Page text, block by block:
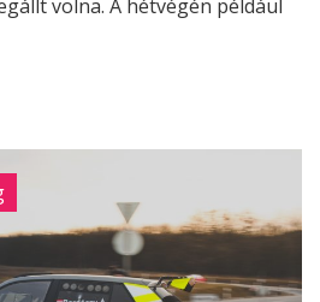
volna. A hétvégén például